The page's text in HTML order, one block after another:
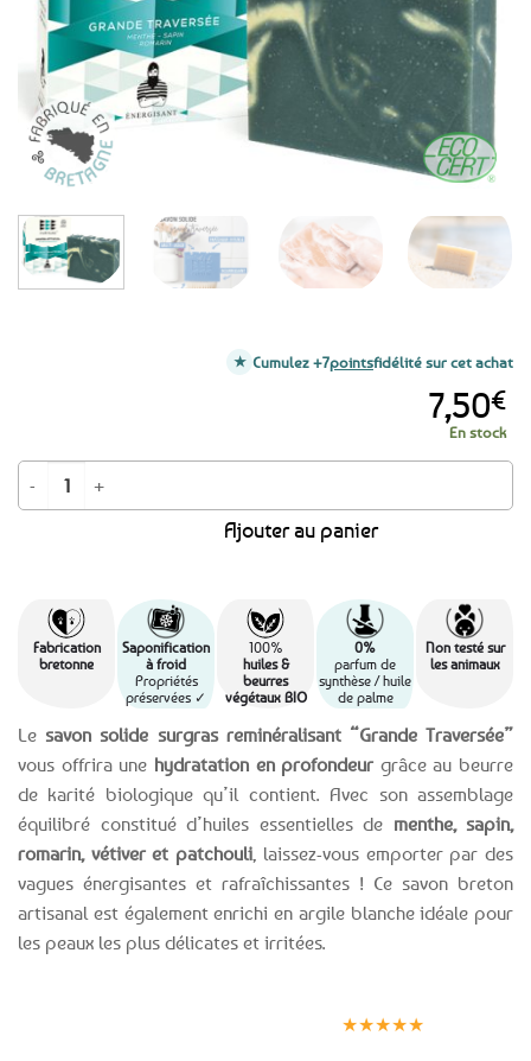
Le savon solide surgras reminéralisant “Grande Traversée”
vous offrira une hydratation en profondeur grâce au beurre
de karité biologique qu’il contient. Avec son assemblage
équilibré constitué d’huiles essentielles de menthe, sapin,
romarin, vétiver et patchouli , laissez-vous emporter par des
vagues énergisantes et rafraîchissantes ! Ce savon breton
artisanal est également enrichi en argile blanche idéale pour
les peaux les plus délicates et irritées.
Fabrication
bretonne
Saponification
à froid
Propriétés
préservées ‭✓
100%
huiles &
beurres
végétaux BIO
0%
parfum de
synthèse / huile
de palme
Non testé sur
les animaux
7,50€
En stock
quantité de Savon solide artisanal reminéralisant, énergisant - Grande
Ajouter au panier
Cumulez +7pointsfidélité sur cet achat
★★★★★